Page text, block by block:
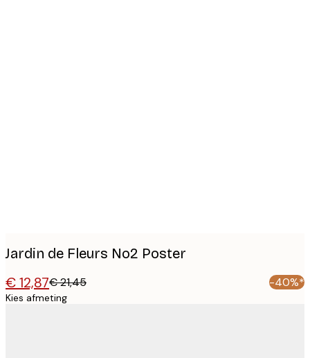
Jardin de Fleurs No2 Poster
€ 12,87€ 21,45 -40%*
Kies afmeting